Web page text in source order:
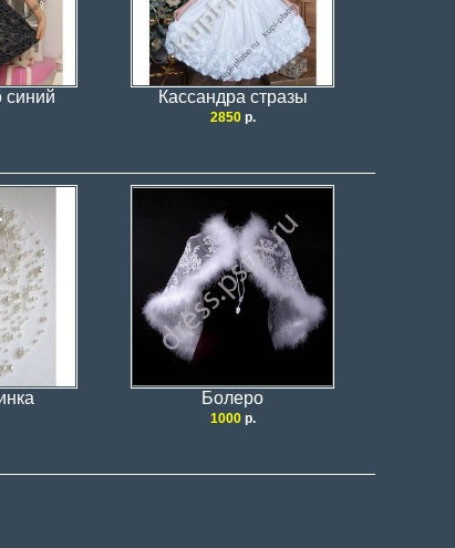
синий Кассандра стразы
2850р.
Болеро
1000р.